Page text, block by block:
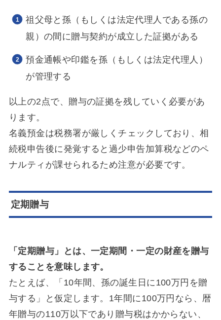
祖父母と孫（もしくは法定代理人である孫の
親）の間に贈与契約が成立した証拠がある
預金通帳や印鑑を孫（もしくは法定代理人）
が管理する
以上の2点で、贈与の証拠を残していく必要があ
ります。
名義預金は税務署が厳しくチェックしており、相
続税申告後に発覚すると過少申告加算税などのペ
ナルティが課せられるため注意が必要です。
定期贈与
「定期贈与」とは、一定期間・一定の財産を贈与
することを意味します。
たとえば、「10年間、孫の誕生日に100万円を贈
与する」と仮定します。1年間に100万円なら、暦
年贈与の110万以下であり贈与税はかからない、